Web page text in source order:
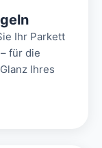
Ihr Parkett
für die
Ihres